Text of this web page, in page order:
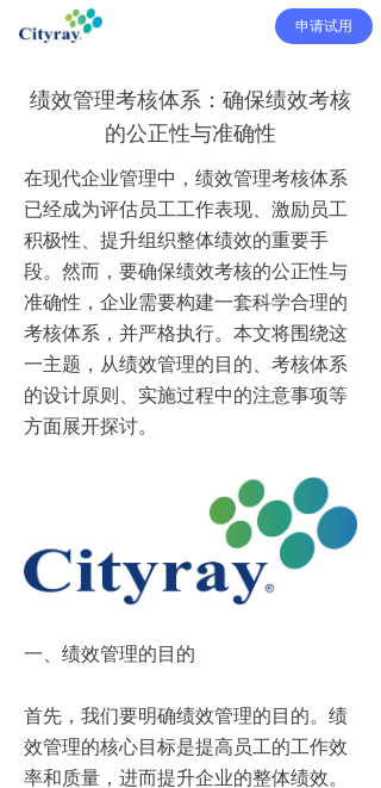
申请试用
绩效管理考核体系：确保绩效考核
的公正性与准确性
在现代企业管理中，绩效管理考核体系
已经成为评估员工工作表现、激励员工
积极性、提升组织整体绩效的重要手
段。然而，要确保绩效考核的公正性与
准确性，企业需要构建一套科学合理的
考核体系，并严格执行。本文将围绕这
一主题，从绩效管理的目的、考核体系
的设计原则、实施过程中的注意事项等
方面展开探讨。
一、绩效管理的目的
首先，我们要明确绩效管理的目的。绩
效管理的核心目标是提高员工的工作效
率和质量，进而提升企业的整体绩效。